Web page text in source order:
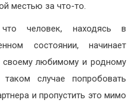
местью за что-то.
человек, находясь в
состоянии, начинает
своему любимому и родному
случае попробовать
и пропустить это мимо